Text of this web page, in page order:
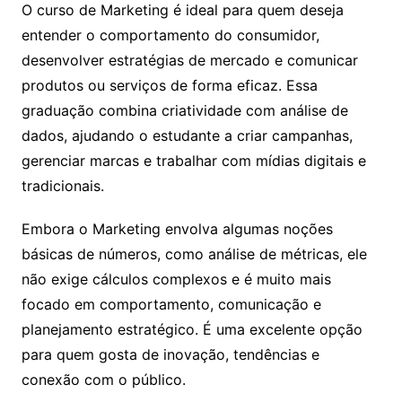
O curso de Marketing é ideal para quem deseja
entender o comportamento do consumidor,
desenvolver estratégias de mercado e comunicar
produtos ou serviços de forma eficaz. Essa
graduação combina criatividade com análise de
dados, ajudando o estudante a criar campanhas,
gerenciar marcas e trabalhar com mídias digitais e
tradicionais.
Embora o Marketing envolva algumas noções
básicas de números, como análise de métricas, ele
não exige cálculos complexos e é muito mais
focado em comportamento, comunicação e
planejamento estratégico. É uma excelente opção
para quem gosta de inovação, tendências e
conexão com o público.